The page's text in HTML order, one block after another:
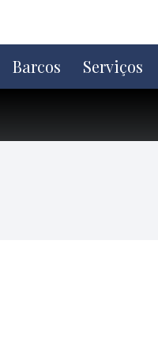
o
conteúdo
Barcos Serviços